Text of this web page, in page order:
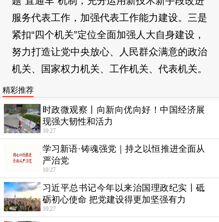
服务代表工作，加强代表工作能力建设。三是
紧扣“四个机关”定位全面加强人大自身建设，
努力打造让党中央放心、人民群众满意的政治
机关、国家权力机关、工作机关、代表机关。
精彩推荐